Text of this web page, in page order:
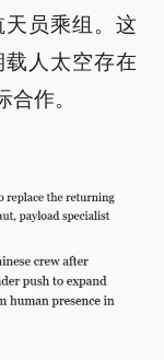
员乘组。这
人太空存在
作。